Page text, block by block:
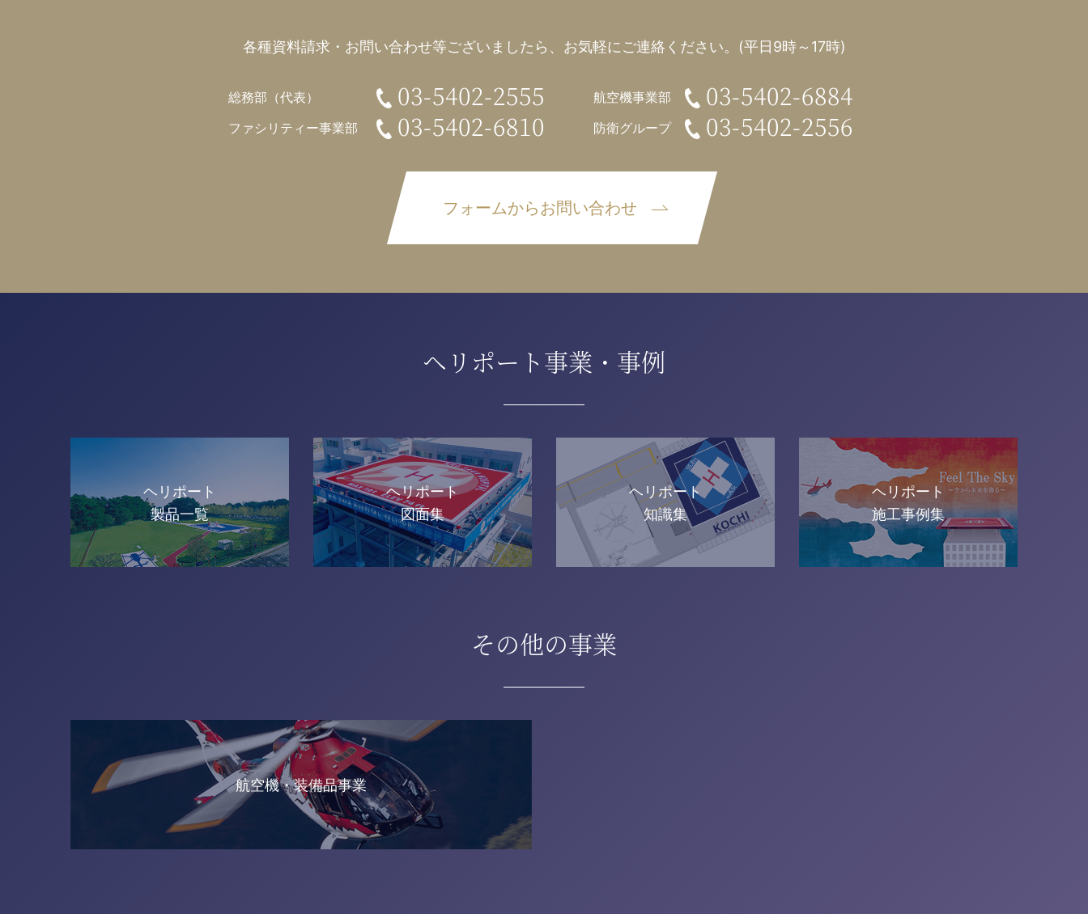
各種資料請求・お問い合わせ等ございましたら、 お気軽にご連絡ください。(平日9時～17時)
フォームからお問い合わせ
総務部（代表） 03-5402-2555
ファシリティー事業部 03-5402-6810
航空機事業部 03-5402-6884
防衛グループ 03-5402-2556
ヘリポート事業・事例
ヘリポート
製品一覧
ヘリポート
図面集
ヘリポート
知識集
ヘリポート
施工事例集
その他の事業
航空機・装備品事業